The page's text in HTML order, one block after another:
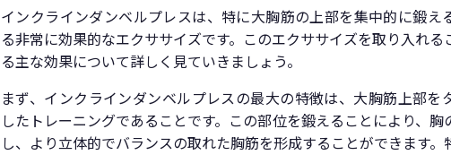
インクラインダンベルプレスは、特に大胸筋の上部を集中的に鍛え
る非常に効果的なエクササイズです。このエクササイズを取り入れる
る主な効果について詳しく見ていきましょう。
まず、インクラインダンベルプレスの最大の特徴は、大胸筋上部を
したトレーニングであることです。この部位を鍛えることにより、胸
し、より立体的でバランスの取れた胸筋を形成することができます。